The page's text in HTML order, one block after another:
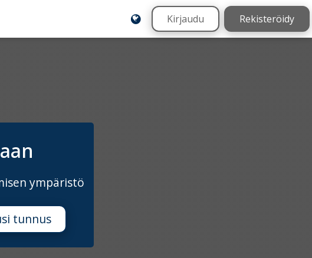
Kirjaudu Rekisteröidy
ympäristö
tunnus